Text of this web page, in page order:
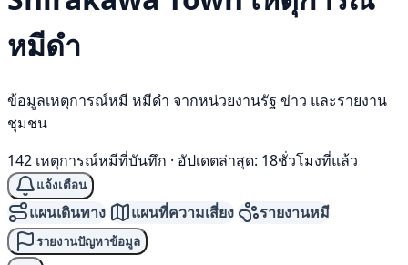
หมีดำ
ข้อมูลเหตุการณ์หมี หมีดำ จากหน่วยงานรัฐ ข่าว และรายงาน
ชุมชน
142 เหตุการณ์หมีที่บันทึก · อัปเดตล่าสุด: 18ชั่วโมงที่แล้ว
แจ้งเตือน
แผนเดินทาง แผนที่ความเสี่ยง รายงานหมี
รายงานปัญหาข้อมูล